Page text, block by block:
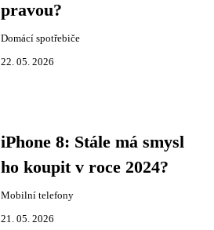
pravou?
Domácí spotřebiče
22. 05. 2026
iPhone 8: Stále má smysl
ho koupit v roce 2024?
Mobilní telefony
21. 05. 2026